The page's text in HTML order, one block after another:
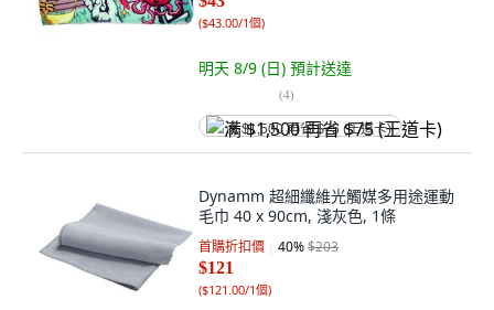
($43.00/1個)
明天 8/9 (日) 預計送達
(4)
满 $1,500 再省 $75 (王道卡)
Dynamm 超細纖維光觸媒多用途運動
毛巾 40 x 90cm, 淺灰色, 1條
首購折扣價 40%$203
$121
($121.00/1個)